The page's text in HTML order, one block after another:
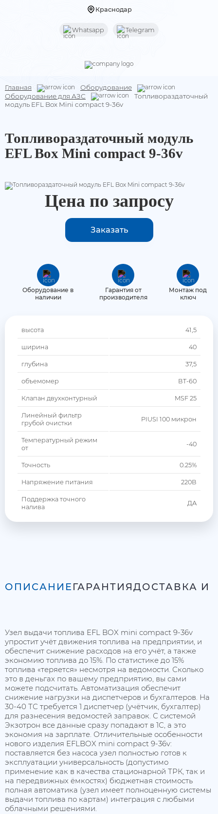
Краснодар
Whatsapp Telegram
Мониторинг транспорта
Терминалы
Датчики уровня топлива (ДУТ)
Оборудование для АЗС
Оборудование УВЭОС
Оборудование под ПП 969 и ПП 2216
Дополнительное оборудование
Агронавигаторы
Блоки управления опрыскивателем
GNSS антенны
Главная
Оборудование
Оборудование для АЗС
Топливораздаточный
модуль EFL Box Mini compact 9-36v
Топливораздаточный модуль
EFL Box Mini compact 9-36v
Цена по запросу
Заказать
Оборудование в
наличии
Гарантия от
производителя
Монтаж под
ключ
высота 41,5
ширина 40
глубина 37,5
объемомер ВТ-60
Клапан двухконтурный MSF 25
Линейный фильтр
грубой очистки
PIUSI 100 микрон
Температурный режим
от
-40
Точность 0.25%
Напряжение питания 220В
Поддержка точного
налива
ДА
ОПИСАНИЕ ГАРАНТИЯДОСТАВКА И
Узел выдачи топлива EFL BOX mini compact 9-36v
упростит учёт движения топлива на предприятии, и
обеспечит снижение расходов на его учёт, а также
экономию топлива до 15%. По статистике до 15%
топлива «теряется» несмотря на ведомости. Сколько
это в деньгах по вашему предприятию, вы сами
можете подсчитать. Автоматизация обеспечит
снижение нагрузки на диспетчеров и бухгалтеров. На
30-40 ТС требуется 1 диспетчер (учётчик, бухгалтер)
для разнесения ведомостей заправок. С системой
Экзотрон все данные сразу попадают в 1С, а это
экономия на зарплате. Отличительные особенности
нового изделия EFLBOX mini compact 9-36v:
поставляется без насоса узел полностью готов к
эксплуатации универсальность (допустимо
применение как в качества стационарной ТРК, так и
на передвижных ёмкостях) бюджетная стоимость
полная автоматика (узел имеет полноценную системы
выдачи топлива по картам) интеграция с любыми
облачными решениями.